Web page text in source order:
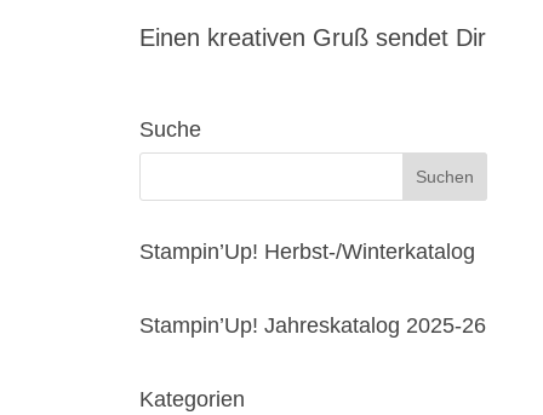
Einen kreativen Gruß sendet Dir
Suche
Stampin’Up! Herbst-/Winterkatalog
Stampin’Up! Jahreskatalog 2025-26
Kategorien